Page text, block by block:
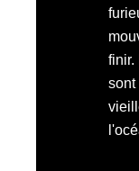
finir.